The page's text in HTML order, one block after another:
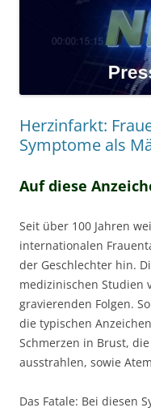
Herzinfarkt:
Symptome als
Auf diese
Seit über 100 Jahren
internationalen
der Geschlechter hin.
medizinischen Studien
gravierenden Folgen.
die typischen
Schmerzen in Brust,
ausstrahlen, sowie
Das Fatale: Bei diesen